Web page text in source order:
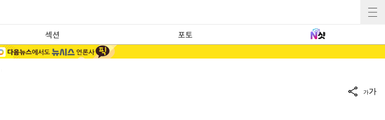
섹션 포토
가가